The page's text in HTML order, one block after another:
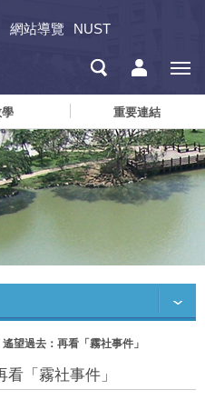
網站導覽 NUST
重要連結
遙望過去：再看「霧社事件」
看「霧社事件」